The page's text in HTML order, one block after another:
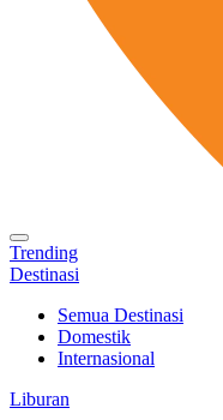
Trending
Destinasi
Semua Destinasi
Domestik
Internasional
Liburan